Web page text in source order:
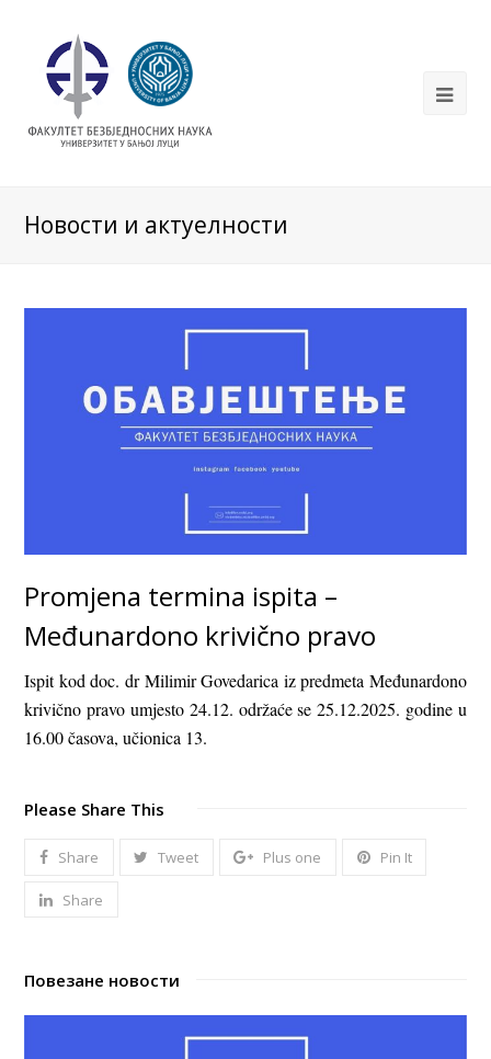
Новости и актуелности
Promjena termina ispita –
Međunardono krivično pravo
Ispit kod doc. dr Milimir Govedarica iz predmeta Međunardono
krivično pravo umjesto 24.12. održaće se 25.12.2025. godine u
16.00 časova, učionica 13.
Please Share This
Share Tweet Plus one Pin It
Share
Повезане новости